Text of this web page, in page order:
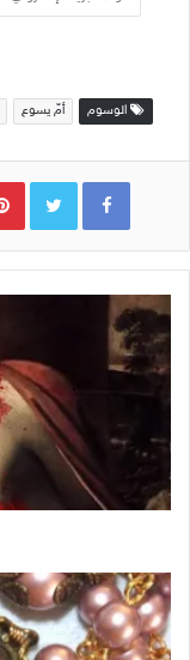
البريد
الوسوم أمّ يسوع